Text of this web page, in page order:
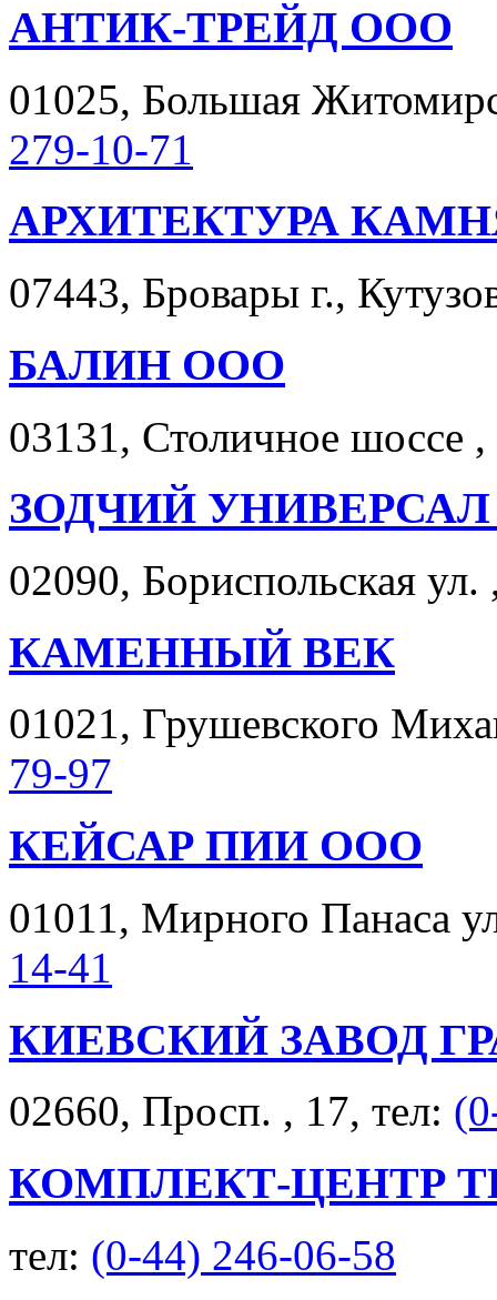
АНТИК-ТРЕЙД ООО
01025, Большая
279-10-71
АРХИТЕКТУРА
07443, Бровары г.,
БАЛИН ООО
03131, Столичное шоссе
ЗОДЧИЙ
02090, Бориспольская
КАМЕННЫЙ ВЕК
01021, Грушевского
79-97
КЕЙСАР ПИИ ООО
01011, Мирного Панаса
14-41
КИЕВСКИЙ ЗАВОД
02660, Просп. , 17, тел:
КОМПЛЕКТ-ЦЕНТР
тел: (0-44) 246-06-58